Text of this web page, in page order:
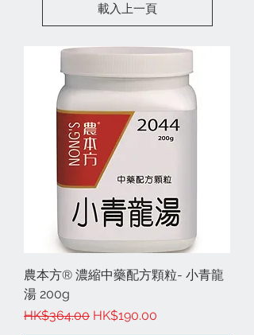
載入上一頁
農本方® 濃縮中藥配方顆粒- 小青龍
湯 200g
一般價格
HK$364.00 促銷價格
HK$190.00